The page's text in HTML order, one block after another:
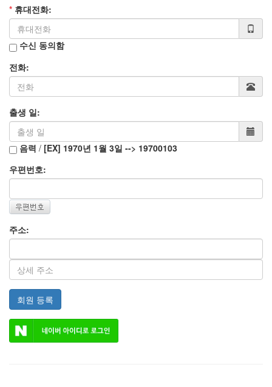
* 휴대전화:
수신 동의함
전화:
출생 일:
음력 / [EX] 1970년 1월 3일 --> 19700103
우편번호:
주소:
회원 등록